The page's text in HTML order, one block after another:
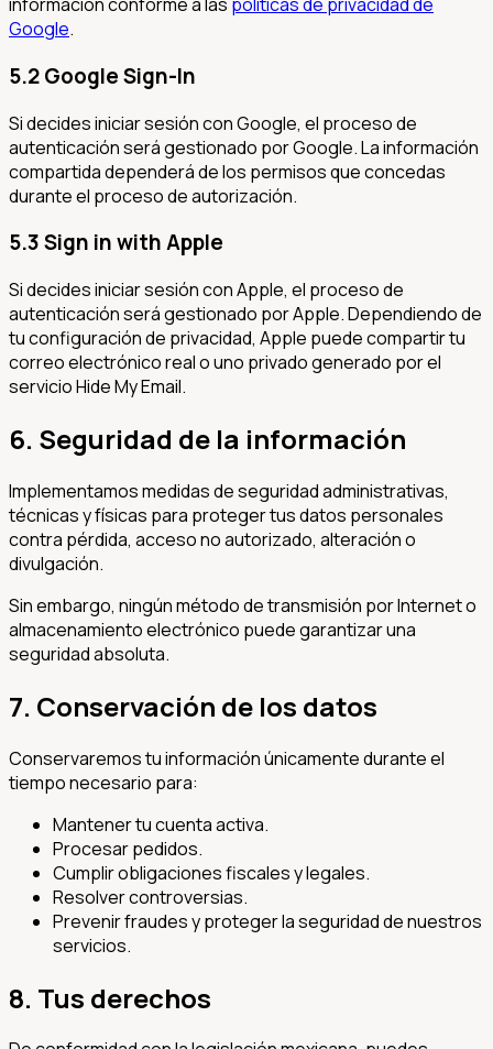
Google.
5.2 Google Sign-In
Si decides iniciar sesión con Google, el proceso de
autenticación será gestionado por Google. La información
compartida dependerá de los permisos que concedas
durante el proceso de autorización.
5.3 Sign in with Apple
Si decides iniciar sesión con Apple, el proceso de
autenticación será gestionado por Apple. Dependiendo de
tu configuración de privacidad, Apple puede compartir tu
correo electrónico real o uno privado generado por el
servicio Hide My Email.
6. Seguridad de la información
Implementamos medidas de seguridad administrativas,
técnicas y físicas para proteger tus datos personales
contra pérdida, acceso no autorizado, alteración o
divulgación.
Sin embargo, ningún método de transmisión por Internet o
almacenamiento electrónico puede garantizar una
seguridad absoluta.
7. Conservación de los datos
Conservaremos tu información únicamente durante el
tiempo necesario para:
Mantener tu cuenta activa.
Procesar pedidos.
Cumplir obligaciones fiscales y legales.
Resolver controversias.
Prevenir fraudes y proteger la seguridad de nuestros
servicios.
8. Tus derechos